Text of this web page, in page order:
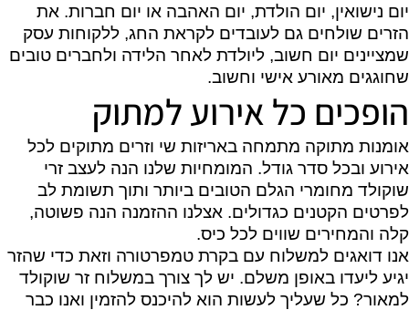
יום נישואין, יום הולדת, יום האהבה או יום חברות. את
הזרים שולחים גם לעובדים לקראת החג, ללקוחות עסק
שמציינים יום חשוב, ליולדת לאחר הלידה ולחברים טובים
שחוגגים מאורע אישי וחשוב.
הופכים כל אירוע למתוק
אומנות מתוקה מתמחה באריזות שי וזרים מתוקים לכל
אירוע ובכל סדר גודל. המומחיות שלנו הנה לעצב זרי
שוקולד מחומרי הגלם הטובים ביותר ותוך תשומת לב
לפרטים הקטנים כגדולים. אצלנו ההזמנה הנה פשוטה,
קלה והמחירים שווים לכל כיס.
אנו דואגים למשלוח עם בקרת טמפרטורה וזאת כדי שהזר
יגיע ליעדו באופן משלם. יש לך צורך במשלוח זר שוקולד
למאור? כל שעליך לעשות הוא להיכנס להזמין ואנו כבר